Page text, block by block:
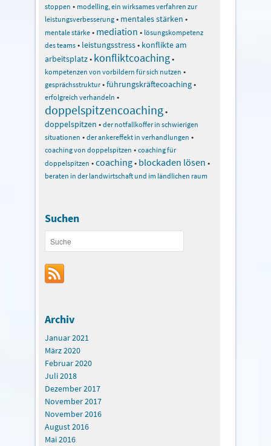
stoppen • modelling, ein wirksames verfahren zur
leistungsverbesserung • mentales stärken •
mentale stärke • mediation • lösungskompetenz
des teams • leistungsstress• konflikte am
arbeitsplatz• konfliktcoaching•
kompetenzen von vorbildern für sich nutzen •
gesprächsstruktur•führungskräftecoaching•
erfolgreich verhandeln •
doppelspitzencoaching•
doppelspitzen • der notfallkoffer in schwierigen
situationen • der ankereffekt in verhandlungen •
coaching von doppelspitzen • coaching für
doppelspitzen •coaching• blockaden lösen •
beraten in der landwirtschaft und im ländlichen raum
Suchen
Archiv
Januar 2021
März 2020
Februar 2020
Juli 2018
Dezember 2017
November 2017
November 2016
August 2016
Mai 2016